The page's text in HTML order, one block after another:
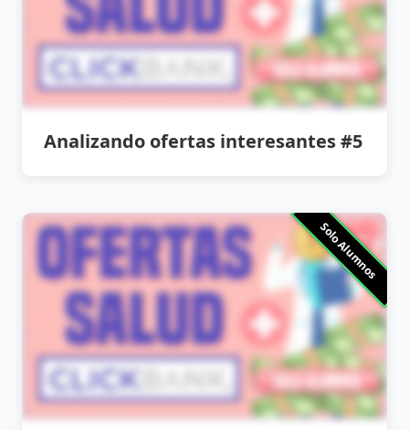
Analizando ofertas interesantes #5
Solo Alumnos